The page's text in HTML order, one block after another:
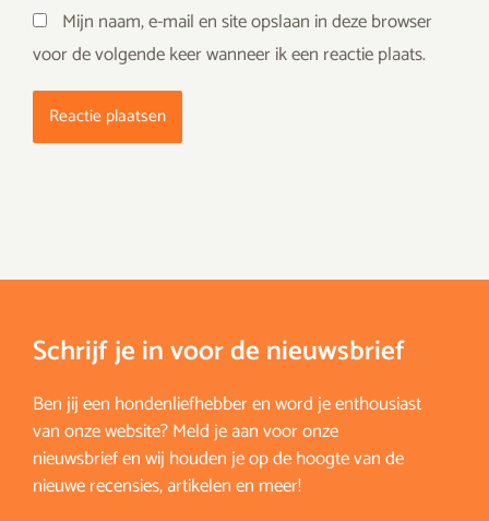
Mijn naam, e-mail en site opslaan in deze browser
voor de volgende keer wanneer ik een reactie plaats.
Schrijf je in voor de nieuwsbrief
Ben jij een hondenliefhebber en word je enthousiast
van onze website? Meld je aan voor onze
nieuwsbrief en wij houden je op de hoogte van de
nieuwe recensies, artikelen en meer!